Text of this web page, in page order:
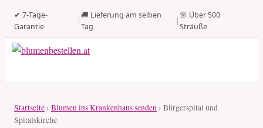
✔ 7-Tage-
Garantie
|
🚚 Lieferung am selben
Tag
|
🌸 Über 500
Sträuße
Startseite› Blumen ins Krankenhaus senden› Bürgerspital und
Spitalskirche